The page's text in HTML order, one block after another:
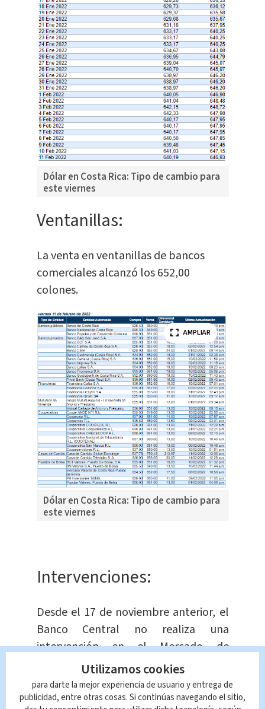
Dólar en Costa Rica: Tipo de cambio para
este viernes
Ventanillas:
La venta en ventanillas de bancos
comerciales alcanzó los 652,00
colones.
Dólar en Costa Rica: Tipo de cambio para
este viernes
AMPLIAR
Intervenciones:
Desde el 17 de noviembre anterior, el
Banco Central no realiza una
intervención en el Mercado de
Monedas Extranjeras (MONEX) para
estabilizar el tipo de cambio.
Utilizamos cookies
para darte la mejor experiencia de usuario y entrega de
publicidad, entre otras cosas. Si continúas navegando el sitio,